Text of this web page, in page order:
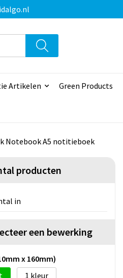
Artikelen Green Products
Notebook A5 notitieboek
producten
in
een bewerking
x 160mm)
1